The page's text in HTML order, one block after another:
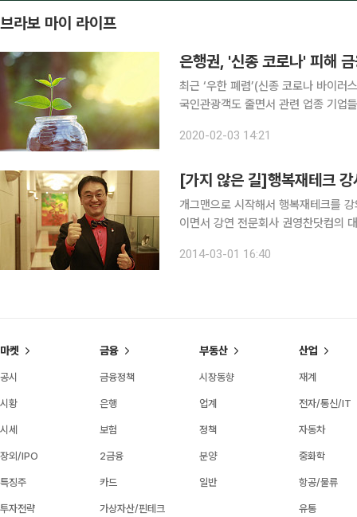
브라보 마이 라이프
은행권, '신종 코로나' 피해
최근 ‘우한 폐렴’(신종 코로나 바이
국인관광객도 줄면서 관련 업종 기업
·KB국민·KEB하나·우리은행 등 국내
2020-02-03 14:21
[가지 않은 길]행복재테크
개그맨으로 시작해서 행복재테크를
이면서 강연 전문회사 권영찬닷컴의
2014-03-01 16:40
마켓
공시
시황
시세
장외/IPO
특징주
투자전략
금융
금융정책
은행
보험
2금융
카드
가상자산/핀테크
부동산
시장동향
업계
정책
분양
일반
산업
재계
전자/통신/IT
자동차
중화학
항공/물류
유통